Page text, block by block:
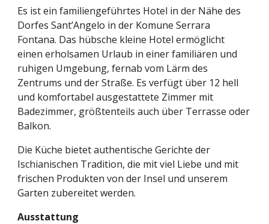
Es ist ein familiengeführtes Hotel in der Nähe des
Dorfes Sant’Angelo in der Komune Serrara
Fontana. Das hübsche kleine Hotel ermöglicht
einen erholsamen Urlaub in einer familiären und
ruhigen Umgebung, fernab vom Lärm des
Zentrums und der Straße. Es verfügt über 12 hell
und komfortabel ausgestattete Zimmer mit
Badezimmer, größtenteils auch über Terrasse oder
Balkon.
Die Küche bietet authentische Gerichte der
Ischianischen Tradition, die mit viel Liebe und mit
frischen Produkten von der Insel und unserem
Garten zubereitet werden.
Ausstattung